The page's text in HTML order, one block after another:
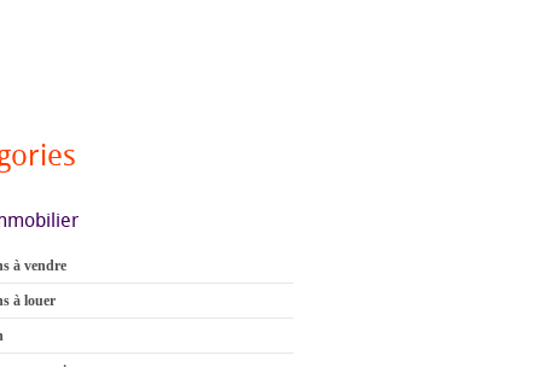
à vendre
à louer